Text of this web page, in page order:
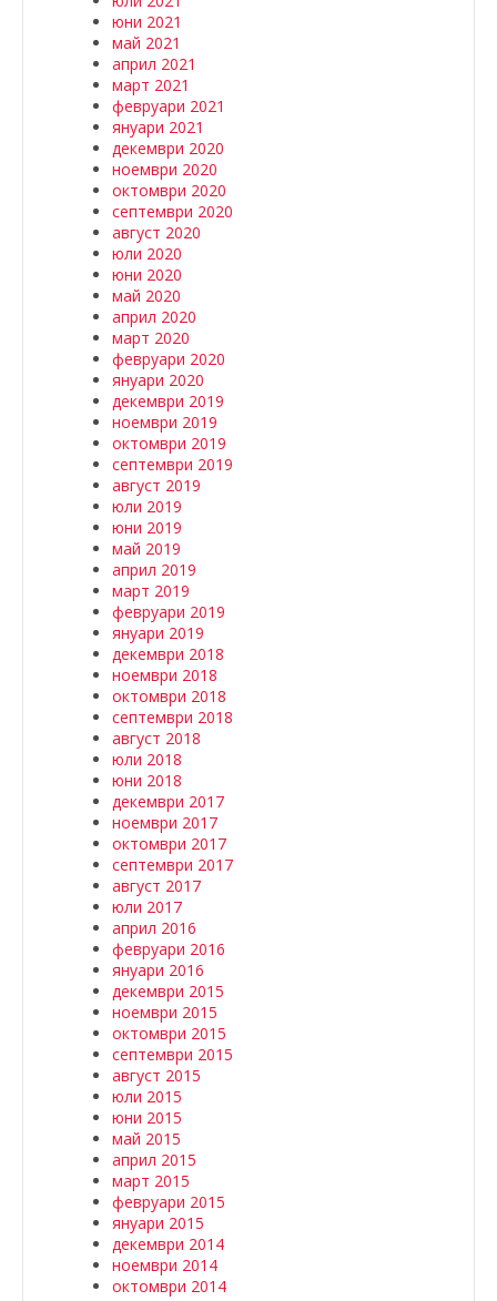
юни 2021
май 2021
април 2021
март 2021
февруари 2021
януари 2021
декември 2020
ноември 2020
октомври 2020
септември 2020
август 2020
юли 2020
юни 2020
май 2020
април 2020
март 2020
февруари 2020
януари 2020
декември 2019
ноември 2019
октомври 2019
септември 2019
август 2019
юли 2019
юни 2019
май 2019
април 2019
март 2019
февруари 2019
януари 2019
декември 2018
ноември 2018
октомври 2018
септември 2018
август 2018
юли 2018
юни 2018
декември 2017
ноември 2017
октомври 2017
септември 2017
август 2017
юли 2017
април 2016
февруари 2016
януари 2016
декември 2015
ноември 2015
октомври 2015
септември 2015
август 2015
юли 2015
юни 2015
май 2015
април 2015
март 2015
февруари 2015
януари 2015
декември 2014
ноември 2014
октомври 2014